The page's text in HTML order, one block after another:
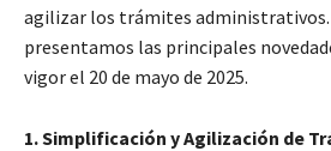
agilizar los trámites
presentamos las principales
vigor el 20 de mayo de 2025.
1. Simplificación y Agilización de